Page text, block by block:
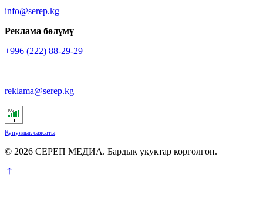
info@serep.kg
Реклама бөлүмү
+996 (222) 88-29-29
reklama@serep.kg
Купуялык саясаты
© 2026 СЕРЕП МЕДИА. Бардык укуктар корголгон.